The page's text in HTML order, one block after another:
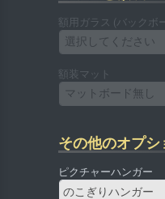
額用ガラス (バックボ
選択してください
額装マット
マットボード無し
その他のオプシ
ピクチャーハンガー
のこぎりハンガー